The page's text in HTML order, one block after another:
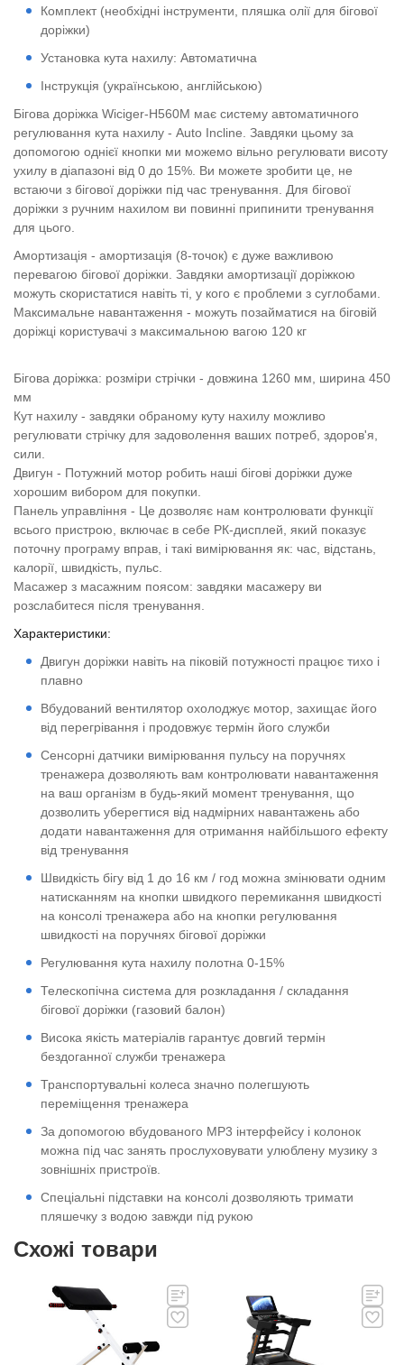
Комплект (необхідні інструменти, пляшка олії для бігової
доріжки)
Установка кута нахилу: Автоматична
Інструкція (українською, англійською)
Бігова доріжка Wiciger-H560M має систему автоматичного
регулювання кута нахилу - Auto Incline. Завдяки цьому за
допомогою однієї кнопки ми можемо вільно регулювати висоту
ухилу в діапазоні від 0 до 15%. Ви можете зробити це, не
встаючи з бігової доріжки під час тренування. Для бігової
доріжки з ручним нахилом ви повинні припинити тренування
для цього.
Амортизація - амортизація (8-точок) є дуже важливою
перевагою бігової доріжки. Завдяки амортизації доріжкою
можуть скористатися навіть ті, у кого є проблеми з суглобами.
Максимальне навантаження - можуть позайматися на біговій
доріжці користувачі з максимальною вагою 120 кг
Бігова доріжка: розміри стрічки - довжина 1260 мм, ширина 450
мм
Кут нахилу - завдяки обраному куту нахилу можливо
регулювати стрічку для задоволення ваших потреб, здоров'я,
сили.
Двигун - Потужний мотор робить наші бігові доріжки дуже
хорошим вибором для покупки.
Панель управління - Це дозволяє нам контролювати функції
всього пристрою, включає в себе РК-дисплей, який показує
поточну програму вправ, і такі вимірювання як: час, відстань,
калорії, швидкість, пульс.
Масажер з масажним поясом: завдяки масажеру ви
розслабитеся після тренування.
Характеристики:
Двигун доріжки навіть на піковій потужності працює тихо і
плавно
Вбудований вентилятор охолоджує мотор, захищає його
від перегрівання і продовжує термін його служби
Сенсорні датчики вимірювання пульсу на поручнях
тренажера дозволяють вам контролювати навантаження
на ваш організм в будь-який момент тренування, що
дозволить уберегтися від надмірних навантажень або
додати навантаження для отримання найбільшого ефекту
від тренування
Швидкість бігу від 1 до 16 км / год можна змінювати одним
натисканням на кнопки швидкого перемикання швидкості
на консолі тренажера або на кнопки регулювання
швидкості на поручнях бігової доріжки
Регулювання кута нахилу полотна 0-15%
Телескопічна система для розкладання / складання
бігової доріжки (газовий балон)
Висока якість матеріалів гарантує довгий термін
бездоганної служби тренажера
Транспортувальні колеса значно полегшують
переміщення тренажера
За допомогою вбудованого MP3 інтерфейсу і колонок
можна під час занять прослуховувати улюблену музику з
зовнішніх пристроїв.
Спеціальні підставки на консолі дозволяють тримати
пляшечку з водою завжди під рукою
Схожі товари